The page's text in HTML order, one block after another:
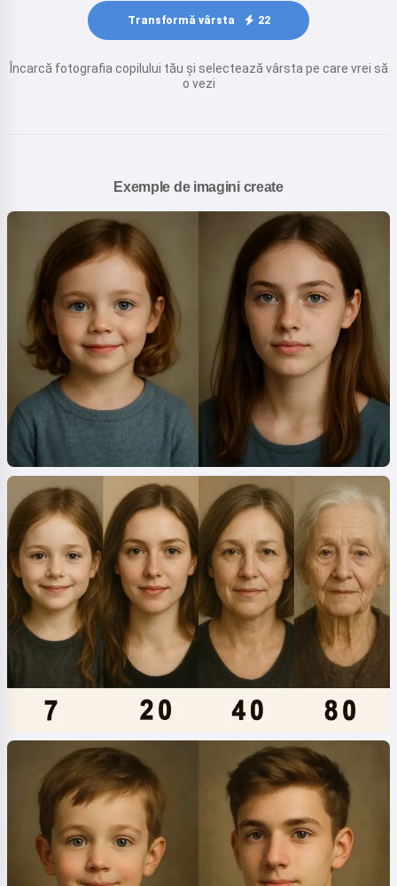
Transformă vârsta 22
Încarcă fotografia copilului tău și selectează vârsta pe care vrei să
o vezi
Exemple de imagini create